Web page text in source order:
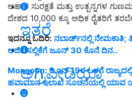
ಇತರೆ
ಅಗ್ರಿಪೀಡಿಯಾ
ಆಹಾರ ಸುರಕ್ಷತೆ ಮತ್ತು ಉತ್ಪನ್ನಗಳ
ದೇಶದ 10,000 ಕ್ಕೂ ಅಧಿಕ ರೈತರಿಗೆ
ಇದನ್ನೂ ಓದಿರಿ: ನಬಾರ್ಡ್‌ನಲ್ಲಿ ನೇಮಕಾತಿ;
ಅರ್ಜಿ ಸಲ್ಲಿಕೆಗೆ ಜೂನ್‌ 30 ಕೊನೆ ದಿನ..
Monsoon: ಜೂನ್‌ 19ರ ಒಳಗೆ
ಹವಾಮಾನ ಇಲಾಖೆ ಸೂಚನೆಯಲ್ಲಿ ಯಾವ